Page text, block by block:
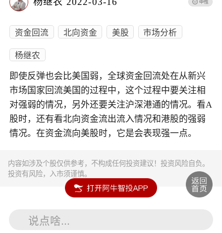
资金回流 北向资金 美股
市场分析
杨继农
即使反弹也会比美国弱，全球资金回流处在从新兴
市场国家回流美国的过程中，这个过程中要关注相
对强弱的情况，另外还要关注沪深港通的情况。看A
股时，还有看北向资金流出流入情况和港股的强弱
情况。在资金流向美股时，它是会表现强一点。
内容如涉及个股仅供参考，不构成任何投资建议！投资风险自负。
投资有风险，入市须谨慎。
说点啥...